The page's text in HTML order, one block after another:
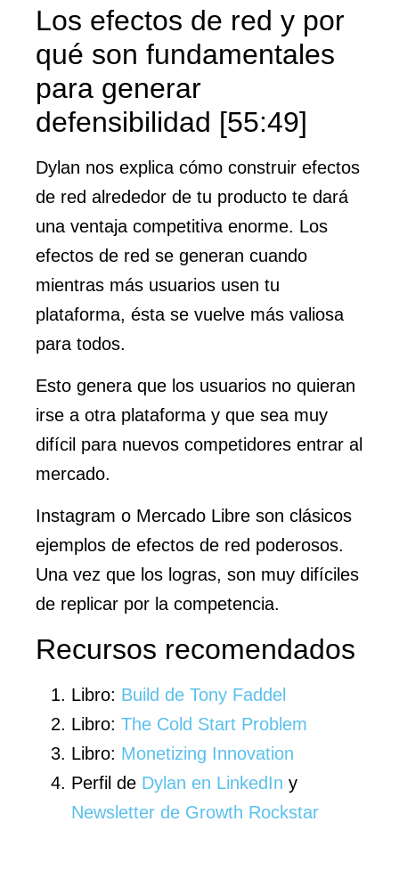
Los efectos de red y por
qué son fundamentales
para generar
defensibilidad [55:49]
Dylan nos explica cómo construir efectos
de red alrededor de tu producto te dará
una ventaja competitiva enorme. Los
efectos de red se generan cuando
mientras más usuarios usen tu
plataforma, ésta se vuelve más valiosa
para todos.
Esto genera que los usuarios no quieran
irse a otra plataforma y que sea muy
difícil para nuevos competidores entrar al
mercado.
Instagram o Mercado Libre son clásicos
ejemplos de efectos de red poderosos.
Una vez que los logras, son muy difíciles
de replicar por la competencia.
Recursos recomendados
Libro: Build de Tony Faddel
Libro: The Cold Start Problem
Libro: Monetizing Innovation
Perfil de Dylan en LinkedIn y
Newsletter de Growth Rockstar